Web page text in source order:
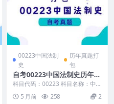
00223中国法制
史
历年真题打
包
自考00223中国法制史历年真
题及答案打包
科目代码：00223 科目名称：中国
法制史 自考中国法制史历年真题
及答案包含： ...
5 月前 258 2